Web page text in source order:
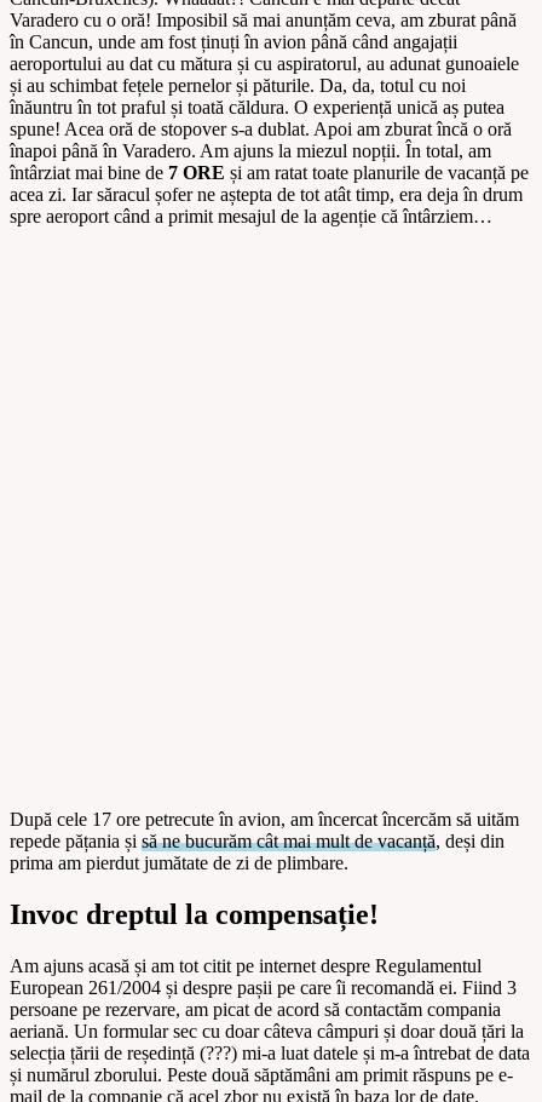
Varadero cu o oră! Imposibil să mai anunțăm ceva, am zburat până
în Cancun, unde am fost ținuți în avion până când angajații
aeroportului au dat cu mătura și cu aspiratorul, au adunat gunoaiele
și au schimbat fețele pernelor și păturile. Da, da, totul cu noi
înăuntru în tot praful și toată căldura. O experiență unică aș putea
spune! Acea oră de stopover s-a dublat. Apoi am zburat încă o oră
înapoi până în Varadero. Am ajuns la miezul nopții. În total, am
întârziat mai bine de 7 ORE și am ratat toate planurile de vacanță pe
acea zi. Iar săracul șofer ne aștepta de tot atât timp, era deja în drum
spre aeroport când a primit mesajul de la agenție că întârziem…
După cele 17 ore petrecute în avion, am încercat încercăm să uităm
repede pățania și să ne bucurăm cât mai mult de vacanță, deși din
prima am pierdut jumătate de zi de plimbare.
Invoc dreptul la compensație!
Am ajuns acasă și am tot citit pe internet despre Regulamentul
European 261/2004 și despre pașii pe care îi recomandă ei. Fiind 3
persoane pe rezervare, am picat de acord să contactăm compania
aeriană. Un formular sec cu doar câteva câmpuri și doar două țări la
selecția țării de reședință (???) mi-a luat datele și m-a întrebat de data
și numărul zborului. Peste două săptămâni am primit răspuns pe e-
mail de la companie că acel zbor nu există în baza lor de date.